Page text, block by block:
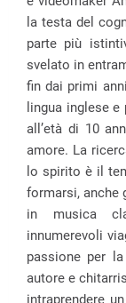
la testa del
parte più
svelato in
fin dai primi
lingua inglese
all’età di 10
amore. La
lo spirito è il
formarsi, anche
in musica
innumerevoli
passione per
autore e
intraprendere